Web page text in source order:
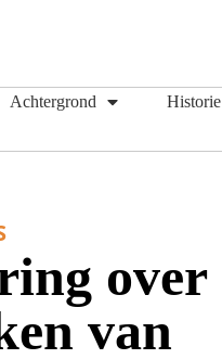
Achtergrond Historie
over
van